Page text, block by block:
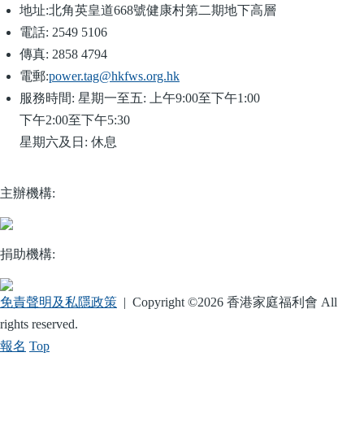
地址:北角英皇道668號健康村第二期地下高層
電話: 2549 5106
傳真: 2858 4794
電郵:power.tag@hkfws.org.hk
服務時間: 星期一至五: 上午9:00至下午1:00
下午2:00至下午5:30
星期六及日: 休息
主辦機構:
捐助機構:
免責聲明及私隱政策 | Copyright ©2026 香港家庭福利會 All
rights reserved.
報名 Top